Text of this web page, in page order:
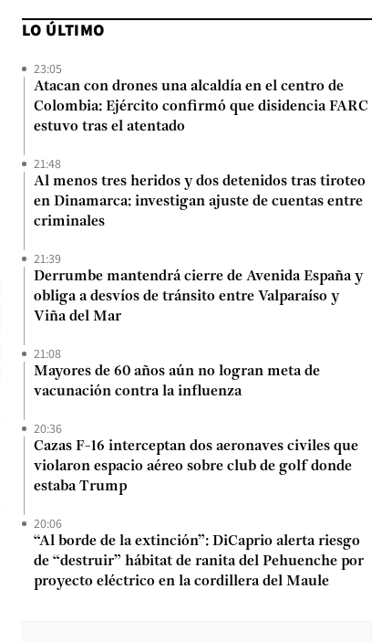
LO ÚLTIMO
23:05
Atacan con drones una alcaldía en el centro de
Colombia: Ejército confirmó que disidencia FARC
estuvo tras el atentado
21:48
Al menos tres heridos y dos detenidos tras tiroteo
en Dinamarca: investigan ajuste de cuentas entre
criminales
21:39
Derrumbe mantendrá cierre de Avenida España y
obliga a desvíos de tránsito entre Valparaíso y
Viña del Mar
21:08
Mayores de 60 años aún no logran meta de
vacunación contra la influenza
20:36
Cazas F-16 interceptan dos aeronaves civiles que
violaron espacio aéreo sobre club de golf donde
estaba Trump
20:06
“Al borde de la extinción”: DiCaprio alerta riesgo
de “destruir” hábitat de ranita del Pehuenche por
proyecto eléctrico en la cordillera del Maule